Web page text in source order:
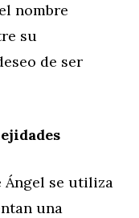
nombre
su
de ser
Ángel se utiliza
una